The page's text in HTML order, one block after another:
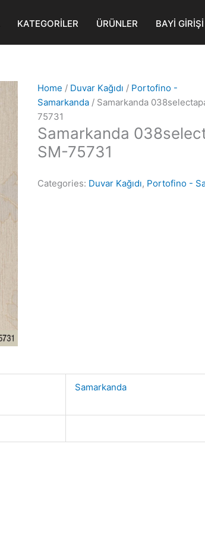
KATEGORİLER ÜRÜNLER BAYİ GİRİŞİ
Home / Duvar Kağıdı / Portofino -
Samarkanda / Samarkanda
75731
Samarkanda
SM-75731
Categories: Duvar Kağıdı, Portofino -
Samarkanda